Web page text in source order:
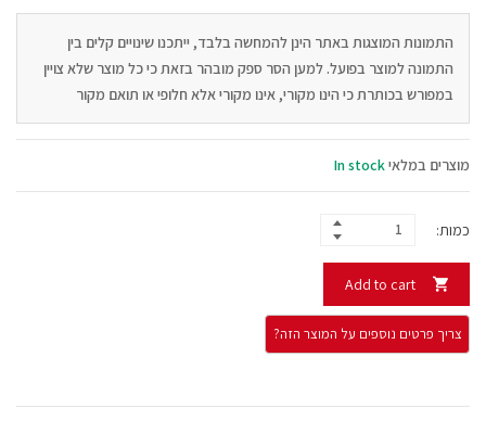
התמונות המוצגות באתר הינן להמחשה בלבד, ייתכנו שינויים קלים בין
התמונה למוצר בפועל. למען הסר ספק מובהר בזאת כי כל מוצר שלא צויין
במפורש בכותרת כי הינו מקורי, אינו מקורי אלא חלופי או תואם מקור
מוצרים במלאיIn stock
כמות:
Add to cart